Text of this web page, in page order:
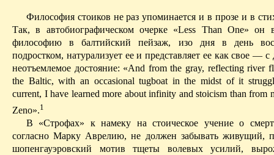
Философия стоиков не раз упоминается и в прозе и в
Так, в автобиографическом очерке «Less Than One» он
философию в балтийский пейзаж, изо дня в день
подростком, натурализует ее и представляет ее как свое —
неотъемлемое достояние: «And from the gray, reflecting river
the Baltic,with an occasional tugboat in the midst of it
current, I have learned more about infinity and stoicism than from
Zeno».1
В «Строфах» к намеку на стоическое учение о
согласно Марку Аврелию, не должен забывать живущий,
шопенгауэровский мотив тщеты волевых усилий,